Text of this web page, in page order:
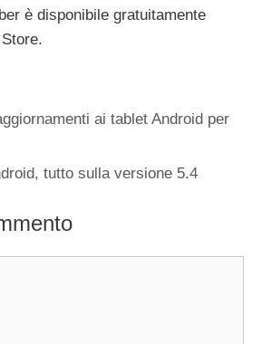
è disponibile gratuitamente
Store.
ai tablet Android per
tutto sulla versione 5.4